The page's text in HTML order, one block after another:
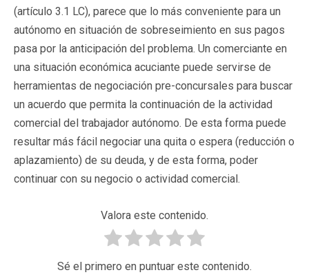
(artículo 3.1 LC), parece que lo más conveniente para un
autónomo en situación de sobreseimiento en sus pagos
pasa por la anticipación del problema. Un comerciante en
una situación económica acuciante puede servirse de
herramientas de negociación pre-concursales para buscar
un acuerdo que permita la continuación de la actividad
comercial del trabajador autónomo. De esta forma puede
resultar más fácil negociar una quita o espera (reducción o
aplazamiento) de su deuda, y de esta forma, poder
continuar con su negocio o actividad comercial.
Valora este contenido.
Sé el primero en puntuar este contenido.